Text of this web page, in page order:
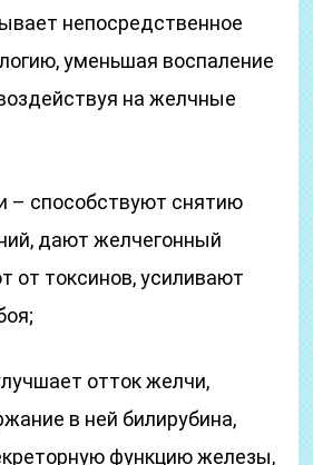
непосредственное
уменьшая воспаление
на желчные
– способствуют снятию
дают желчегонный
от токсинов, усиливают
отток желчи,
в ней билирубина,
функцию железы,